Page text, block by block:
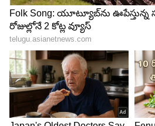
Image Credit :X/production House
చిరంజీవి ఛాన్స్ ఇవ్వకుంటే కెరీర్
ఆ టైంలో రాఘవేంద్ర రావు మూడు
దీనితో ఇండస్ట్రీలో అందరూ
అయిపొయింది అంటూ కామెంట్స్
చిరంజీవి మాత్రం ఈ చిత్రానికి
దర్శకత్వం వహించాలి అని